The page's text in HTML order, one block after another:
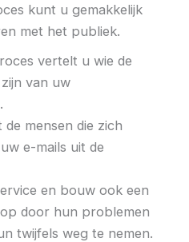
kunt u gemakkelijk
met het publiek.
vertelt u wie de
van uw
mensen die zich
e-mails uit de
en bouw ook een
door hun problemen
twijfels weg te nemen.